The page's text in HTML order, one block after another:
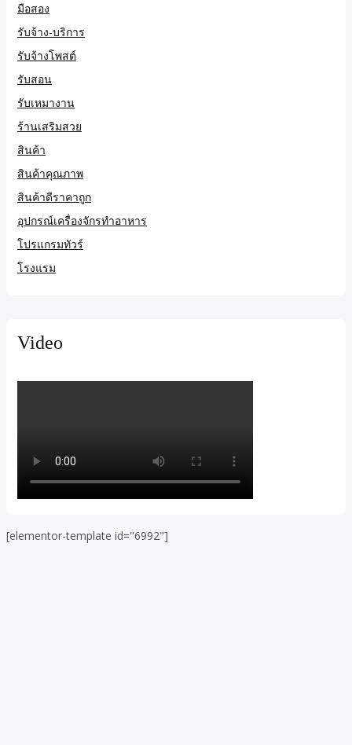
มือสอง
รับจ้าง-บริการ
รับจ้างโพสต์
รับสอน
รับเหมางาน
ร้านเสริมสวย
สินค้า
สินค้าคุณภาพ
สินค้าดีราคาถูก
อุปกรณ์เครื่องจักรทำอาหาร
โปรแกรมทัวร์
โรงแรม
Video
[elementor-template id="6992"]